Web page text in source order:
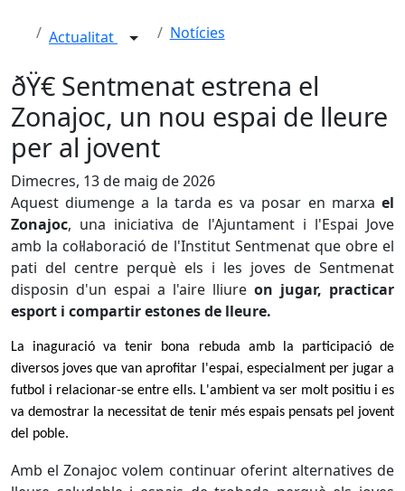
Actualitat Notícies
ðŸ€ Sentmenat estrena el
Zonajoc, un nou espai de lleure
per al jovent
Dimecres, 13 de maig de 2026
Aquest diumenge a la tarda es va posar en marxa el
Zonajoc, una iniciativa de l'Ajuntament i l'Espai Jove
amb la col·laboració de l'Institut Sentmenat que obre el
pati del centre perquè els i les joves de Sentmenat
disposin d'un espai a l'aire lliure on jugar, practicar
esport i compartir estones de lleure.
La inaguració va tenir bona rebuda amb la participació de
diversos joves que van aprofitar l'espai, especialment per jugar a
futbol i relacionar-se entre ells. L'ambient va ser molt positiu i es
va demostrar la necessitat de tenir més espais pensats pel jovent
del poble.
Amb el Zonajoc volem continuar oferint alternatives de